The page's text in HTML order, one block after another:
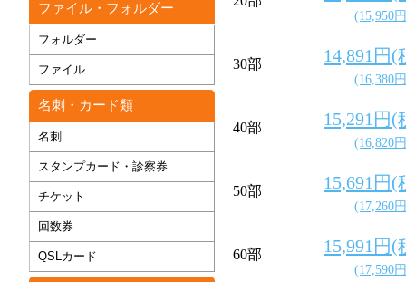
(15,950
30部 14,891円(
(16,380
40部 15,291円(
(16,820
50部 15,691円(
(17,260
60部 15,991円(
(17,590
ファイル・フォルダー
フォルダー
ファイル
名刺・カード類
名刺
スタンプカード・診察券
チケット
回数券
QSLカード